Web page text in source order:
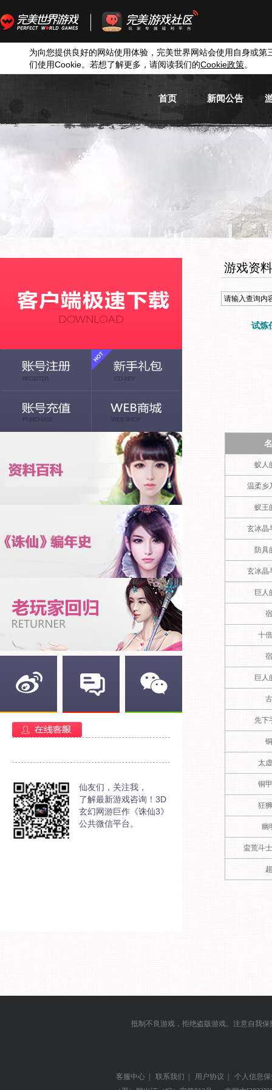
为向您提供良好的网站使用体验，完美世界网站会使用自身或第
们使用Cookie。若想了解更多，请阅读我们的Cookie政策。
首页 新闻公告
游戏新闻
活动信息
仙友们，关注我，
了解最新游戏咨询！3D
玄幻网游巨作《诛仙3》
公共微信平台。
游戏资料
试炼
蚁人
温柔乡
蚁王
玄冰晶
防具
玄冰晶
巨人
十
巨人
先下
太
铜
狂
幽
蛮荒斗
抵制不良游戏，拒绝盗版游戏。注意自我
客服中心 | 联系我们 | 用户协议 |
个人信息